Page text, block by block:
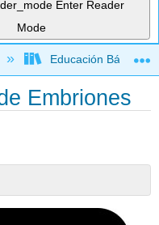
Enter Reader
Mode
global
Educación Básica
Embriones